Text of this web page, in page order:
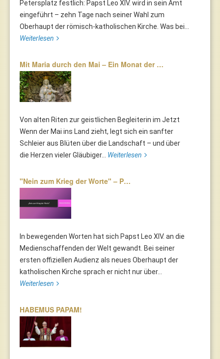
Petersplatz festlich: Papst Leo XIV. wird in sein Amt
eingeführt – zehn Tage nach seiner Wahl zum
Oberhaupt der römisch-katholischen Kirche. Was bei...
Weiterlesen
Mit Maria durch den Mai – Ein Monat der …
Von alten Riten zur geistlichen Begleiterin im Jetzt
Wenn der Mai ins Land zieht, legt sich ein sanfter
Schleier aus Blüten über die Landschaft – und über
die Herzen vieler Gläubiger... Weiterlesen
"Nein zum Krieg der Worte" – P…
In bewegenden Worten hat sich Papst Leo XIV. an die
Medienschaffenden der Welt gewandt. Bei seiner
ersten offiziellen Audienz als neues Oberhaupt der
katholischen Kirche sprach er nicht nur über...
Weiterlesen
HABEMUS PAPAM!